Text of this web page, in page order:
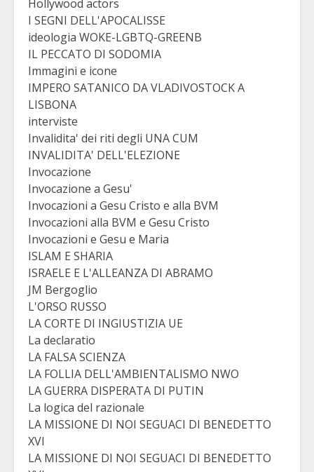
Hollywood actors
I SEGNI DELL'APOCALISSE
ideologia WOKE-LGBTQ-GREENB
IL PECCATO DI SODOMIA
Immagini e icone
IMPERO SATANICO DA VLADIVOSTOCK A
LISBONA
interviste
Invalidita' dei riti degli UNA CUM
INVALIDITA' DELL'ELEZIONE
Invocazione
Invocazione a Gesu'
Invocazioni a Gesu Cristo e alla BVM
Invocazioni alla BVM e Gesu Cristo
Invocazioni e Gesu e Maria
ISLAM E SHARIA
ISRAELE E L'ALLEANZA DI ABRAMO
JM Bergoglio
L'ORSO RUSSO
LA CORTE DI INGIUSTIZIA UE
La declaratio
LA FALSA SCIENZA
LA FOLLIA DELL'AMBIENTALISMO NWO
LA GUERRA DISPERATA DI PUTIN
La logica del razionale
LA MISSIONE DI NOI SEGUACI DI BENEDETTO
XVI
LA MISSIONE DI NOI SEGUACI DI BENEDETTO